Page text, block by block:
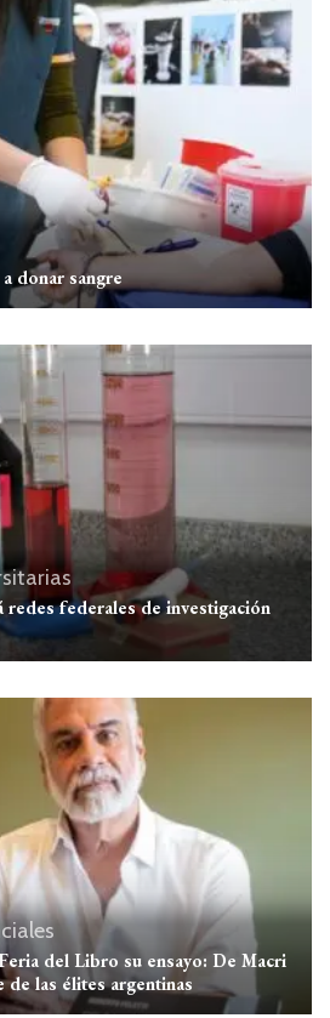
donar sangre
redes federales de investigación
del Libro su ensayo: De Macri
de las élites argentinas